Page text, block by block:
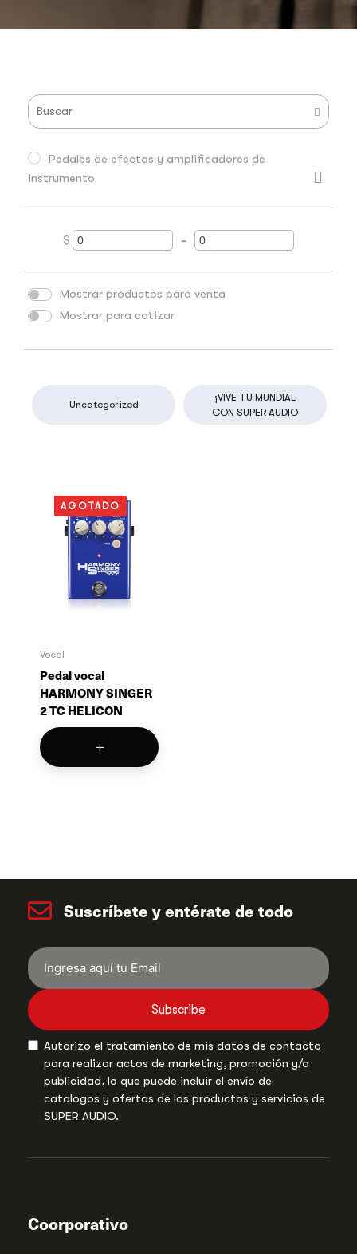
Pedales de efectos y amplificadores de
instrumento
$
Minimum Price
-
Maximum Price
Mostrar productos para venta
Mostrar para cotizar
AGOTADO
Vocal
Pedal vocal
HARMONY SINGER
2 TC HELICON
Uncategorized
¡VIVE TU MUNDIAL
CON SUPER AUDIO
Suscríbete y entérate de todo
Subscribe
Autorizo el tratamiento de mis datos de contacto
para realizar actos de marketing, promoción y/o
publicidad, lo que puede incluir el envío de
catalogos y ofertas de los productos y servicios de
SUPER AUDIO.
Coorporativo